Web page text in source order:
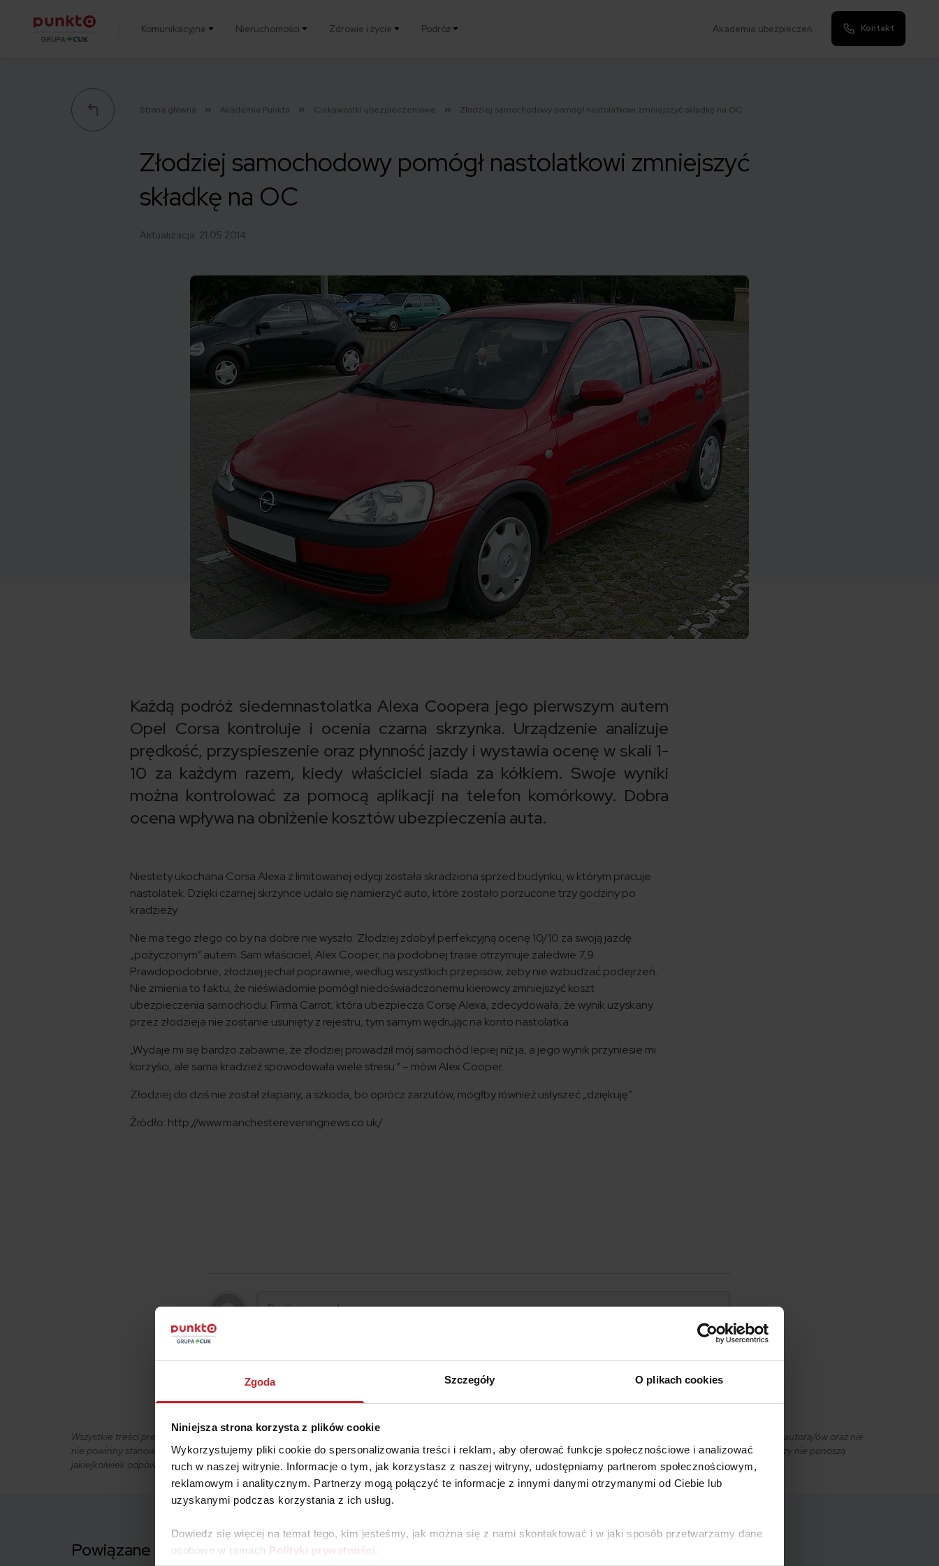
Zgoda Szczegóły O plikach cookies
Niniejsza strona korzysta z plików cookie
Wykorzystujemy pliki cookie do spersonalizowania treści i reklam, aby oferować funkcje społecznościowe i analizować
ruch w naszej witrynie. Informacje o tym, jak korzystasz z naszej witryny, udostępniamy partnerom społecznościowym,
reklamowym i analitycznym. Partnerzy mogą połączyć te informacje z innymi danymi otrzymanymi od Ciebie lub
uzyskanymi podczas korzystania z ich usług.
Dowiedz się więcej na temat tego, kim jesteśmy, jak można się z nami skontaktować i w jaki sposób przetwarzamy dane
osobowe w ramach Polityki prywatności
Komunikacyjne Nieruchomości Zdrowie i życie Podróż Akademia ubezpieczeń Kontakt
Strona główna Akademia Punkta Ciekawostki ubezpieczeniowe Złodziej samochodowy pomógł nastolatkowi zmniejszyć składkę na OC
Złodziej samochodowy pomógł nastolatkowi zmniejszyć
składkę na OC
Aktualizacja: 21.05.2014
Każdą podróż siedemnastolatka Alexa Coopera jego pierwszym autem
Opel Corsa kontroluje i ocenia czarna skrzynka. Urządzenie analizuje
prędkość, przyspieszenie oraz płynność jazdy i wystawia ocenę w skali 1-
10 za każdym razem, kiedy właściciel siada za kółkiem. Swoje wyniki
można kontrolować za pomocą aplikacji na telefon komórkowy. Dobra
ocena wpływa na obniżenie kosztów ubezpieczenia auta.
Niestety ukochana Corsa Alexa z limitowanej edycji została skradziona sprzed budynku, w którym pracuje
nastolatek. Dzięki czarnej skrzynce udało się namierzyć auto, które zostało porzucone trzy godziny po
kradzieży.
Nie ma tego złego co by na dobre nie wyszło. Złodziej zdobył perfekcyjną ocenę 10/10 za swoją jazdę
„pożyczonym” autem. Sam właściciel, Alex Cooper, na podobnej trasie otrzymuje zaledwie 7,9.
Prawdopodobnie, złodziej jechał poprawnie, według wszystkich przepisów, żeby nie wzbudzać podejrzeń.
Nie zmienia to faktu, że nieświadomie pomógł niedoświadczonemu kierowcy zmniejszyć koszt
ubezpieczenia samochodu. Firma Carrot, która ubezpiecza Corsę Alexa, zdecydowała, że wynik uzyskany
przez złodzieja nie zostanie usunięty z rejestru, tym samym wędrując na konto nastolatka.
„Wydaje mi się bardzo zabawne, że złodziej prowadził mój samochód lepiej niż ja, a jego wynik przyniesie mi
korzyści, ale sama kradzież spowodowała wiele stresu.” – mówi Alex Cooper.
Złodziej do dziś nie został złapany, a szkoda, bo oprócz zarzutów, mógłby również usłyszeć „dziękuję”.
Źródło: http://www.manchestereveningnews.co.uk/
Wszystkie treści prezentowane na łamach niniejszej witryny internetowej mają charakter wyłącznie informacyjno-edukacyjny, stanowiąc wyraz osobistych poglądów ich autora/ów oraz nie
nie powinny stanowić podstawy przy podejmowaniu decyzji biznesowych, inwestycyjnych, lub podatkowych, za które to decyzje właściciel strony internetowej ani autorzy nie ponoszą
jakiejkolwiek odpowiedzialności.
Powiązane artykuły